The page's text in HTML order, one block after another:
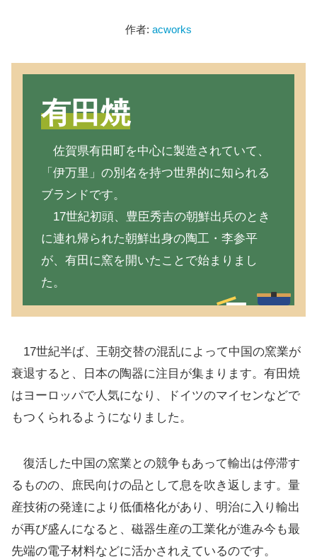
作者: acworks
有田焼
佐賀県有田町を中心に製造されていて、
「伊万里」の別名を持つ世界的に知られる
ブランドです。
17世紀初頭、豊臣秀吉の朝鮮出兵のとき
に連れ帰られた朝鮮出身の陶工・李参平
が、有田に窯を開いたことで始まりまし
た。
17世紀半ば、王朝交替の混乱によって中国の窯業が
衰退すると、日本の陶器に注目が集まります。有田焼
はヨーロッパで人気になり、ドイツのマイセンなどで
もつくられるようになりました。
復活した中国の窯業との競争もあって輸出は停滞す
るものの、庶民向けの品として息を吹き返します。量
産技術の発達により低価格化があり、明治に入り輸出
が再び盛んになると、磁器生産の工業化が進み今も最
先端の電子材料などに活かされえているのです。